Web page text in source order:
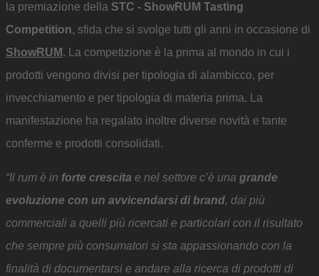
la premiazione della STC - ShowRUM Tasting
Competition, sfida che si svolge tutti gli anni in occasione di
ShowRUM . La competizione è la prima al mondo in cui i
prodotti vengono divisi per tipologia di alambicco, per
invecchiamento e per tipologia di materia prima. La
manifestazione ha regalato inoltre diverse novità e tante
conferme e prodotti consolidati.
“Il rum è in forte crescita e nel settore c’è una grande
evoluzione con un avvicendarsi di brand, dai più
commerciali a quelli più ricercati e particolari con il risultato
che sempre più consumatori si sta appassionando con la
finalità di documentarsi e andare alla ricerca di prodotti di